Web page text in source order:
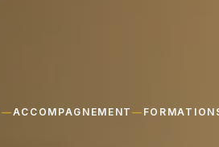
—ACCOMPAGNEMENT—